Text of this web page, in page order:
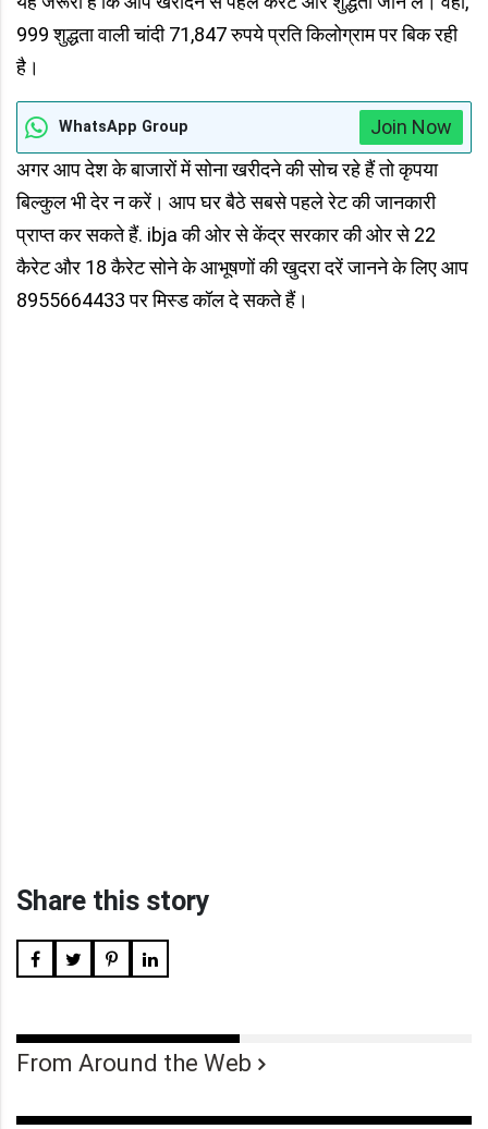
999 शुद्धता वाली चांदी 71,847 रुपये प्रति किलोग्राम पर बिक रही
है।
WhatsApp Group
Join Now
अगर आप देश के बाजारों में सोना खरीदने की सोच रहे हैं तो कृपया
बिल्कुल भी देर न करें। आप घर बैठे सबसे पहले रेट की जानकारी
प्राप्त कर सकते हैं. ibja की ओर से केंद्र सरकार की ओर से 22
कैरेट और 18 कैरेट सोने के आभूषणों की खुदरा दरें जानने के लिए आप
8955664433 पर मिस्ड कॉल दे सकते हैं।
Share this story
From Around the Web